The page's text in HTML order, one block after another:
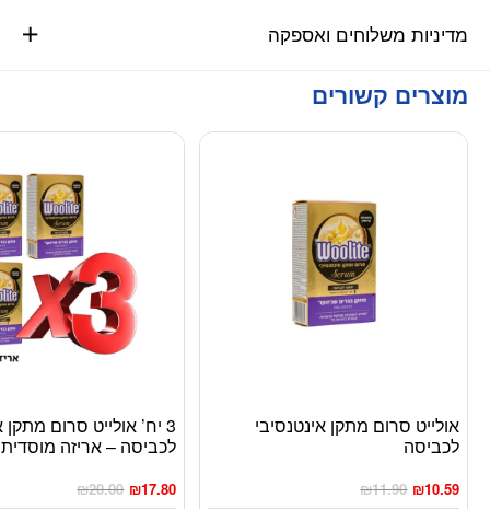
מדיניות משלוחים ואספקה
מוצרים קשורים
אולייט סרום מתקן אינטנסיבי
לכביסה
₪11.90 ₪10.59
3 יח’ אולייט סרום מתקן
לכביסה – אריזה מוסדית
₪20.00 ₪17.80
למוצר
זה
מספר